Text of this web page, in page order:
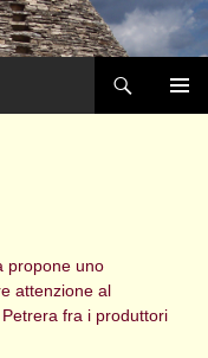
propone uno
attenzione al
Petrera fra i produttori